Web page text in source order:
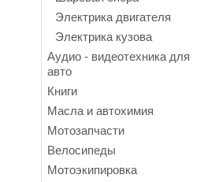
Электрика двигателя
Электрика кузова
Аудио - видеотехника для
авто
Книги
Масла и автохимия
Мотозапчасти
Велосипеды
Мотоэкипировка